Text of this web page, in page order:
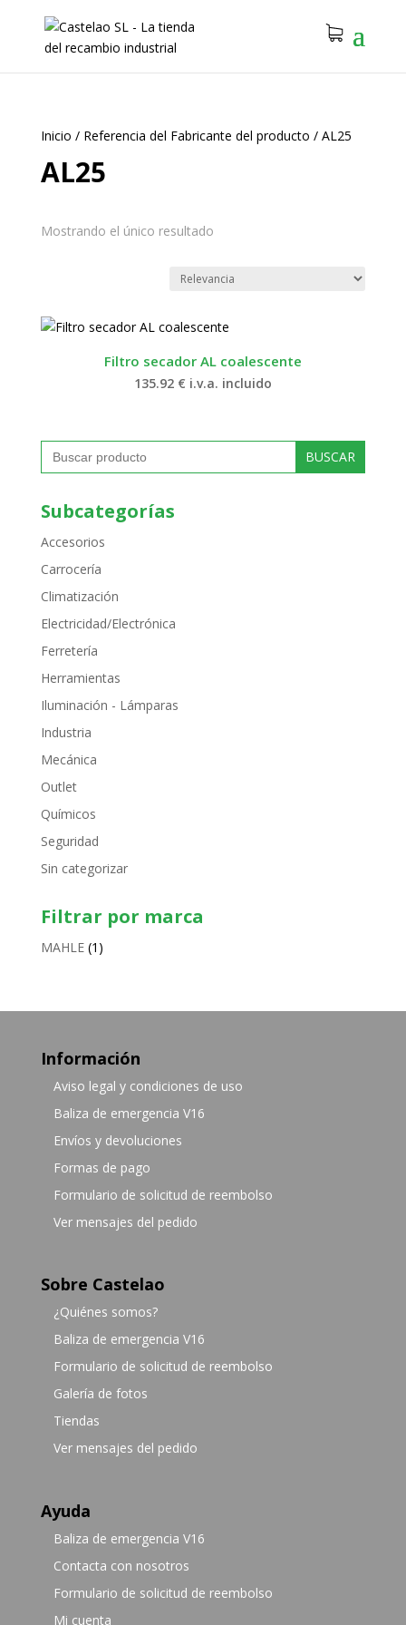
Inicio / Referencia del Fabricante del producto / AL25
AL25
Mostrando el único resultado
Filtro secador AL coalescente
135.92 € i.v.a. incluido
Buscar:
Subcategorías
Accesorios
Carrocería
Climatización
Electricidad/Electrónica
Ferretería
Herramientas
Iluminación - Lámparas
Industria
Mecánica
Outlet
Químicos
Seguridad
Sin categorizar
Filtrar por marca
MAHLE (1)
Información
Aviso legal y condiciones de uso
Baliza de emergencia V16
Envíos y devoluciones
Formas de pago
Formulario de solicitud de reembolso
Ver mensajes del pedido
Sobre Castelao
¿Quiénes somos?
Baliza de emergencia V16
Formulario de solicitud de reembolso
Galería de fotos
Tiendas
Ver mensajes del pedido
Ayuda
Baliza de emergencia V16
Contacta con nosotros
Formulario de solicitud de reembolso
Mi cuenta